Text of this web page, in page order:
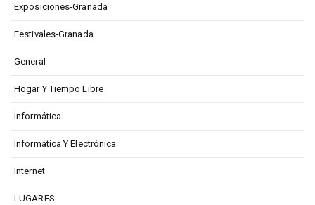
Exposiciones-Granada
Festivales-Granada
General
Hogar Y Tiempo Libre
Informática
Informática Y Electrónica
Internet
LUGARES